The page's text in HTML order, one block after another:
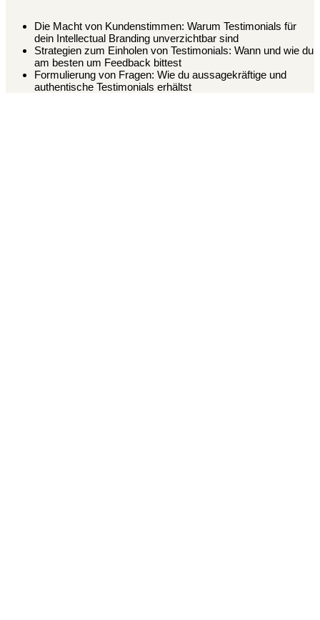
Die Macht von Kundenstimmen: Warum Testimonials für
dein Intellectual Branding unverzichtbar sind
Strategien zum Einholen von Testimonials: Wann und wie du
am besten um Feedback bittest
Formulierung von Fragen: Wie du aussagekräftige und
authentische Testimonials erhältst